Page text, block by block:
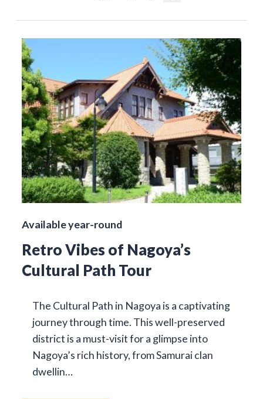
Available year-round
Retro Vibes of Nagoya’s
Cultural Path Tour
The Cultural Path in Nagoya is a captivating
journey through time. This well-preserved
district is a must-visit for a glimpse into
Nagoya’s rich history, from Samurai clan
dwellin…